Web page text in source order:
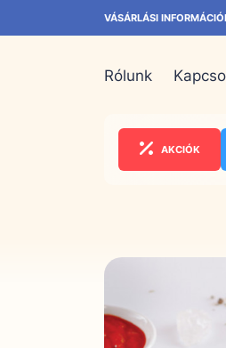
VÁSÁRLÁSI
Rólunk
AKCIÓK